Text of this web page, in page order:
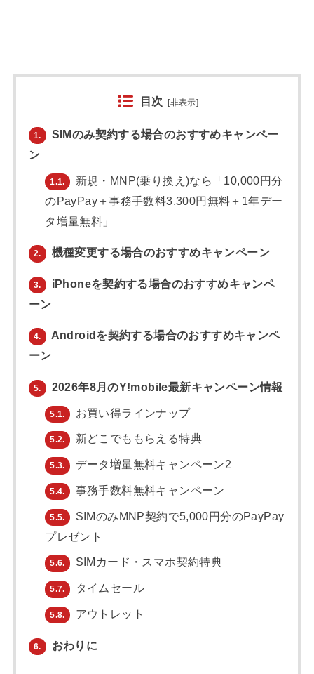
目次 [非表示]
1.
SIMのみ契約する場合のおすすめキャンペー
ン
1.1.
新規・MNP(乗り換え)なら「10,000円分
のPayPay＋事務手数料3,300円無料＋1年デー
タ増量無料」
2. 機種変更する場合のおすすめキャンペーン
3.
iPhoneを契約する場合のおすすめキャンペ
ーン
4.
Androidを契約する場合のおすすめキャンペ
ーン
5. 2026年8月のY!mobile最新キャンペーン情報
5.1. お買い得ラインナップ
5.2. 新どこでももらえる特典
5.3. データ増量無料キャンペーン2
5.4. 事務手数料無料キャンペーン
5.5.
SIMのみMNP契約で5,000円分のPayPay
プレゼント
5.6. SIMカード・スマホ契約特典
5.7. タイムセール
5.8. アウトレット
6. おわりに